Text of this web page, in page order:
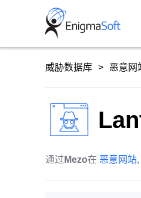
威胁数据库 恶意网
通过 Mezo在 恶意网站,